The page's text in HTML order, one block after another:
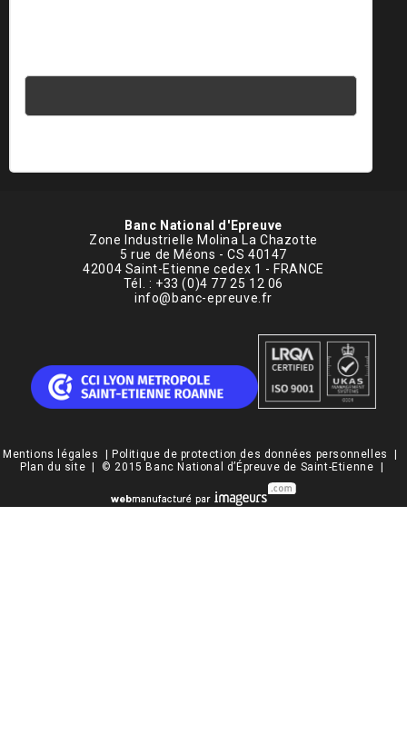
Banc National d'Epreuve
Zone Industrielle Molina La Chazotte
5 rue de Méons - CS 40147
42004 Saint-Etienne cedex 1 - FRANCE
Tél. : +33 (0)4 77 25 12 06
info@banc-epreuve.fr
Mentions légales Politique de protection des données personnelles
Plan du site | © 2015 Banc National d’Épreuve de Saint-Etienne |